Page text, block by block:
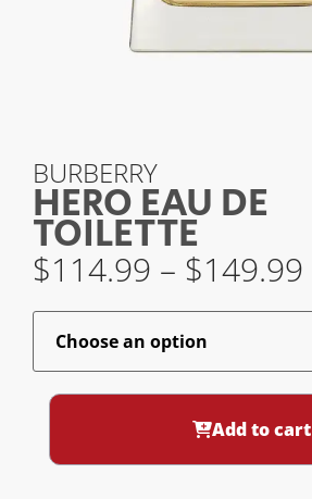
BURBERRY
HERO EAU DE
TOILETTE
$114.99 – $149.99
Add to cart